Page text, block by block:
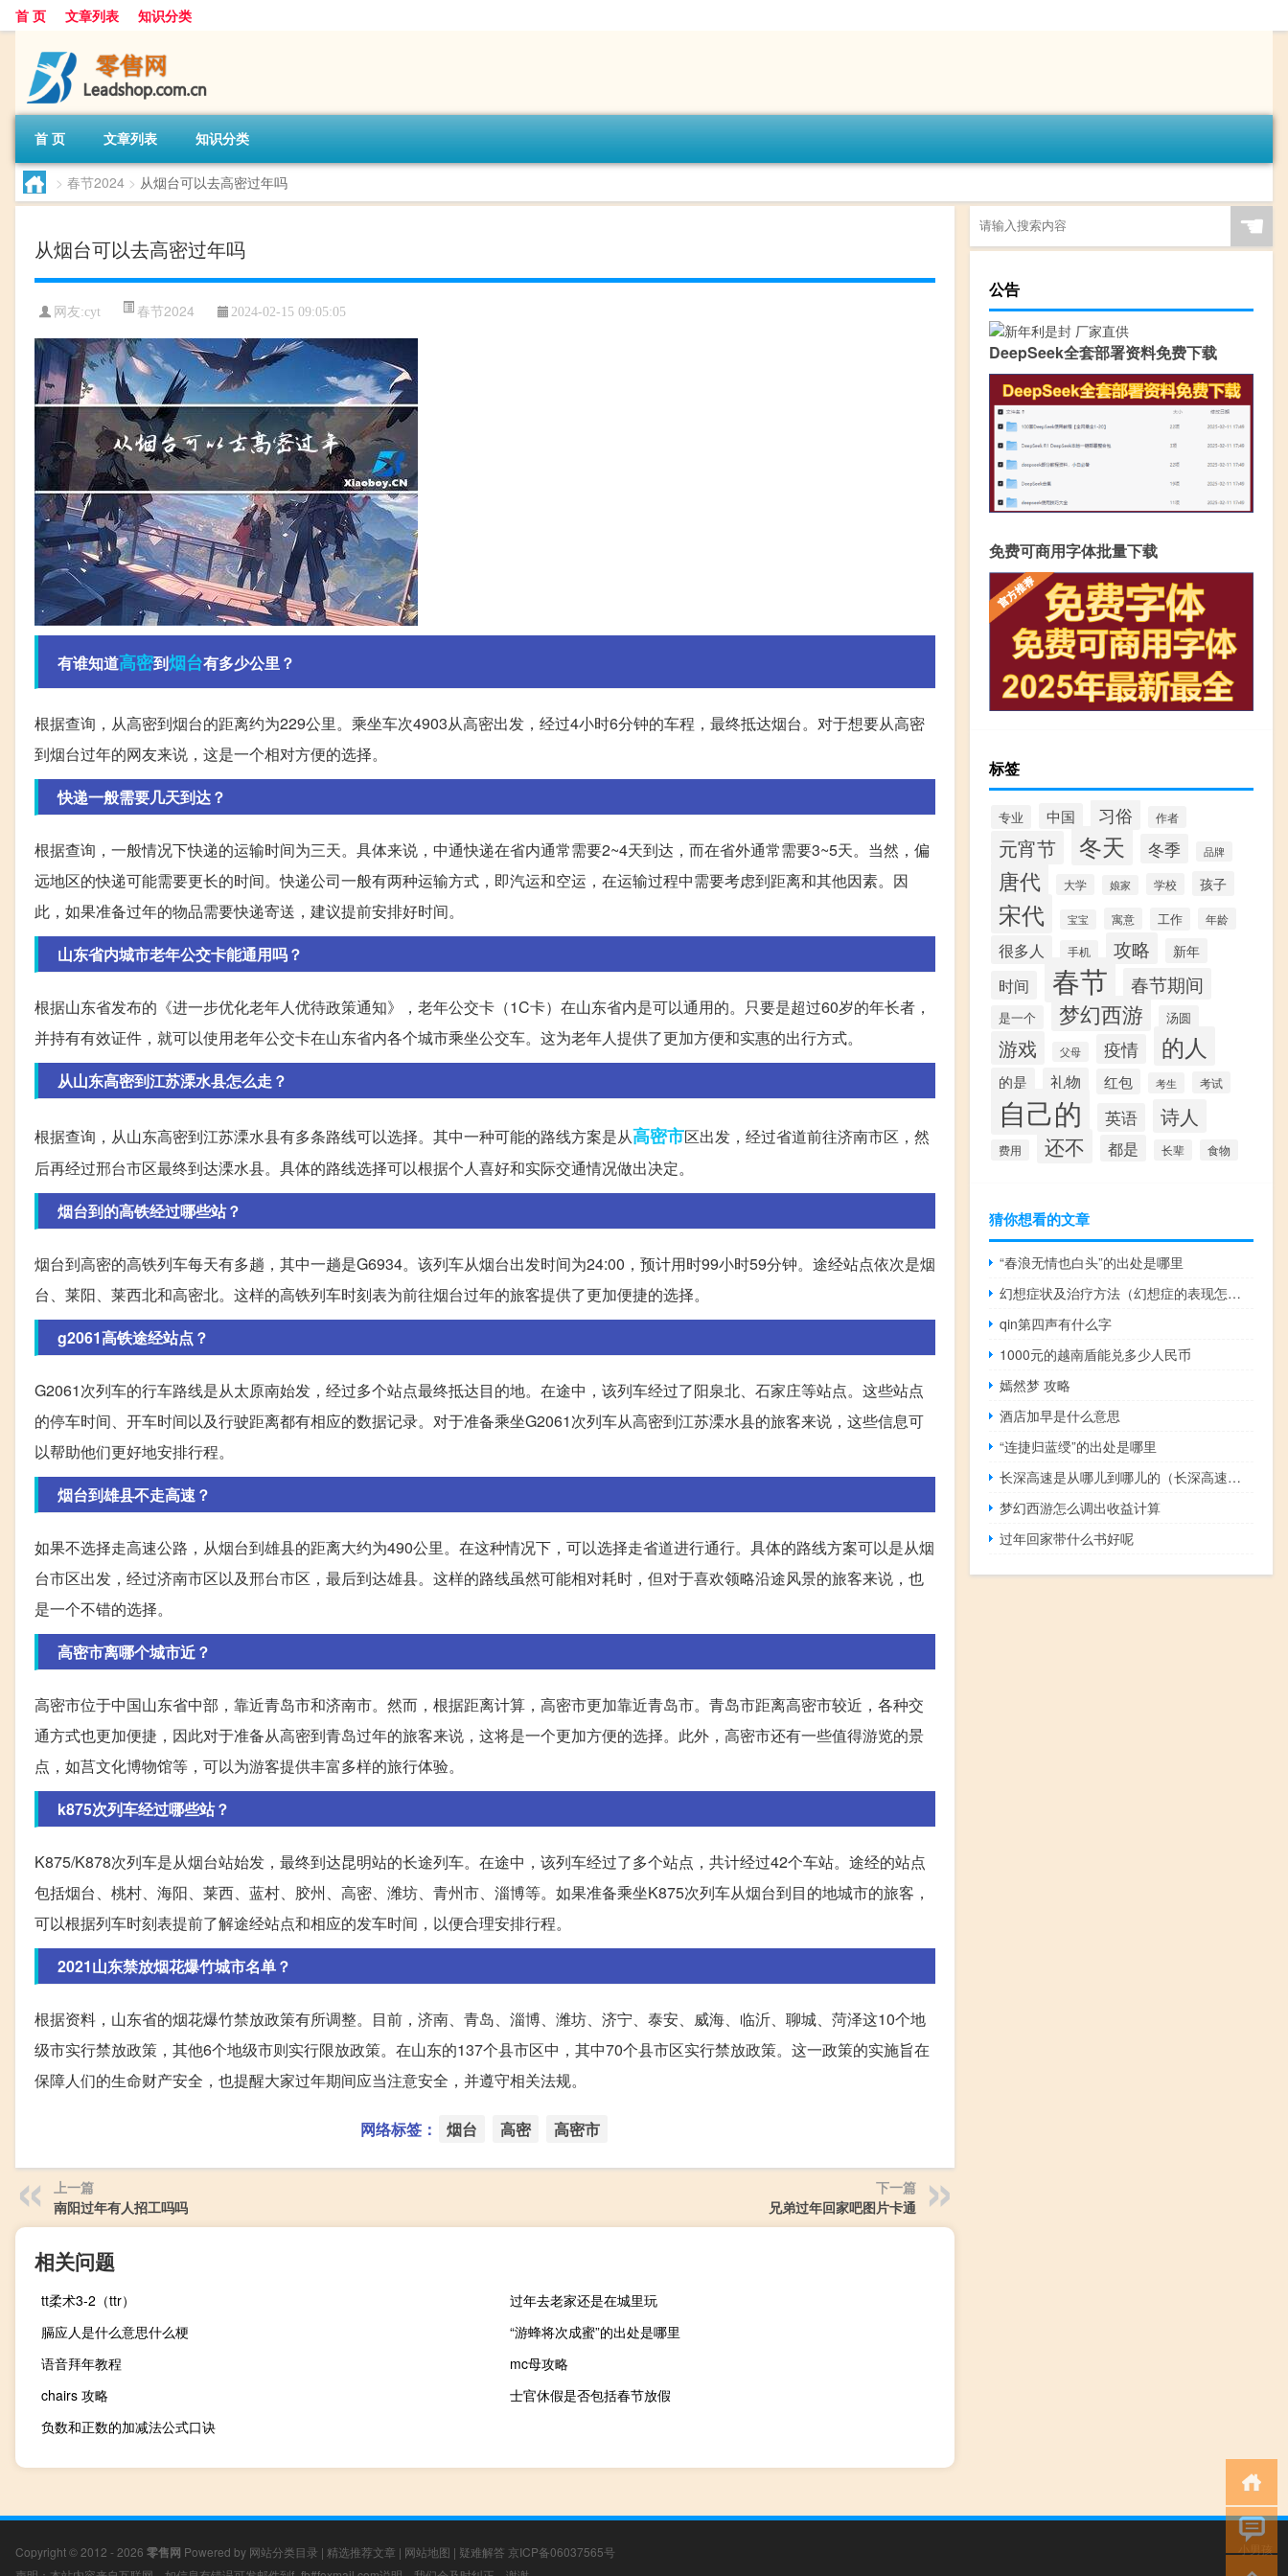
首 页 文章列表 知识分类
首 页 文章列表 知识分类
> 春节2024 > 从烟台可以去高密过年吗
从烟台可以去高密过年吗
网友:cyt 春节2024 2024-02-15 09:05:05
有谁知道高密到烟台有多少公里？
根据查询，从高密到烟台的距离约为229公里。乘坐车次4903从高密出发，经过4小时6分钟的车程，最终抵达烟台。对于想要从高密
到烟台过年的网友来说，这是一个相对方便的选择。
快递一般需要几天到达？
根据查询，一般情况下快递的运输时间为三天。具体来说，中通快递在省内通常需要2~4天到达，而在省外通常需要3~5天。当然，偏
远地区的快递可能需要更长的时间。快递公司一般有两种运输方式，即汽运和空运，在运输过程中需要考虑到距离和其他因素。因
此，如果准备过年的物品需要快递寄送，建议提前安排好时间。
山东省内城市老年公交卡能通用吗？
根据山东省发布的《进一步优化老年人优待政策通知》，老年公交卡（1C卡）在山东省内是可以通用的。只要是超过60岁的年长者，
并持有有效证件，就可以使用老年公交卡在山东省内各个城市乘坐公交车。这为老年人提供了更加方便和实惠的出行方式。
从山东高密到江苏溧水县怎么走？
根据查询，从山东高密到江苏溧水县有多条路线可以选择。其中一种可能的路线方案是从高密市区出发，经过省道前往济南市区，然
后再经过邢台市区最终到达溧水县。具体的路线选择可以根据个人喜好和实际交通情况做出决定。
烟台到的高铁经过哪些站？
烟台到高密的高铁列车每天有多趟，其中一趟是G6934。该列车从烟台出发时间为24:00，预计用时99小时59分钟。途经站点依次是烟
台、莱阳、莱西北和高密北。这样的高铁列车时刻表为前往烟台过年的旅客提供了更加便捷的选择。
g2061高铁途经站点？
G2061次列车的行车路线是从太原南始发，经过多个站点最终抵达目的地。在途中，该列车经过了阳泉北、石家庄等站点。这些站点
的停车时间、开车时间以及行驶距离都有相应的数据记录。对于准备乘坐G2061次列车从高密到江苏溧水县的旅客来说，这些信息可
以帮助他们更好地安排行程。
烟台到雄县不走高速？
如果不选择走高速公路，从烟台到雄县的距离大约为490公里。在这种情况下，可以选择走省道进行通行。具体的路线方案可以是从烟
台市区出发，经过济南市区以及邢台市区，最后到达雄县。这样的路线虽然可能相对耗时，但对于喜欢领略沿途风景的旅客来说，也
是一个不错的选择。
高密市离哪个城市近？
高密市位于中国山东省中部，靠近青岛市和济南市。然而，根据距离计算，高密市更加靠近青岛市。青岛市距离高密市较近，各种交
通方式也更加便捷，因此对于准备从高密到青岛过年的旅客来说，这将是一个更加方便的选择。此外，高密市还有一些值得游览的景
点，如莒文化博物馆等，可以为游客提供丰富多样的旅行体验。
k875次列车经过哪些站？
K875/K878次列车是从烟台站始发，最终到达昆明站的长途列车。在途中，该列车经过了多个站点，共计经过42个车站。途经的站点
包括烟台、桃村、海阳、莱西、蓝村、胶州、高密、潍坊、青州市、淄博等。如果准备乘坐K875次列车从烟台到目的地城市的旅客，
可以根据列车时刻表提前了解途经站点和相应的发车时间，以便合理安排行程。
2021山东禁放烟花爆竹城市名单？
根据资料，山东省的烟花爆竹禁放政策有所调整。目前，济南、青岛、淄博、潍坊、济宁、泰安、威海、临沂、聊城、菏泽这10个地
级市实行禁放政策，其他6个地级市则实行限放政策。在山东的137个县市区中，其中70个县市区实行禁放政策。这一政策的实施旨在
保障人们的生命财产安全，也提醒大家过年期间应当注意安全，并遵守相关法规。
网络标签： 烟台 高密 高密市
上一篇
南阳过年有人招工吗吗
下一篇
兄弟过年回家吧图片卡通
相关问题
tt柔术3-2（ttr）
过年去老家还是在城里玩
膈应人是什么意思什么梗
“游蜂将次成蜜”的出处是哪里
语音拜年教程
mc母攻略
chairs 攻略
士官休假是否包括春节放假
负数和正数的加减法公式口诀
☚
公告
DeepSeek全套部署资料免费下载
免费可商用字体批量下载
标签
专业 中国 习俗 作者
元宵节 冬天 冬季 品牌
唐代 大学 娘家 学校 孩子
宋代 宝宝 寓意 工作 年龄
很多人 手机 攻略 新年
时间 春节 春节期间
是一个 梦幻西游 汤圆
游戏 父母 疫情 的人
的是 礼物 红包 考生 考试
自己的 英语 诗人
费用 还不 都是 长辈 食物
猜你想看的文章
“春浪无情也白头”的出处是哪里
幻想症状及治疗方法（幻想症的表现怎么治疗）
qin第四声有什么字
1000元的越南盾能兑多少人民币
嫣然梦 攻略
酒店加早是什么意思
“连捷归蓝绶”的出处是哪里
长深高速是从哪儿到哪儿的（长深高速是哪里到哪里）
梦幻西游怎么调出收益计算
过年回家带什么书好呢
Copyright © 2012 - 2026 零售网 Powered by 网站分类目录 | 精选推荐文章 | 网站地图 | 疑难解答 京ICP备06037565号
小男孩